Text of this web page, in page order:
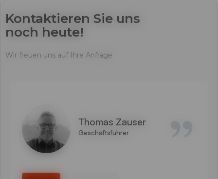
Kontaktieren Sie uns
noch heute!
Wir freuen uns auf Ihre Anfrage
Thomas Zauser
Geschäftsführer